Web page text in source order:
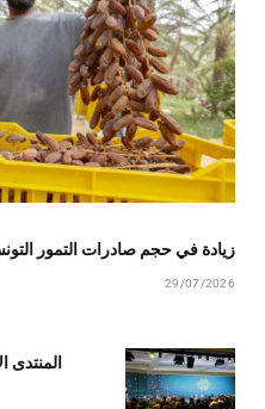
زيادة في حجم صادرات التمور التونسية
29/07/2026
المنتدى